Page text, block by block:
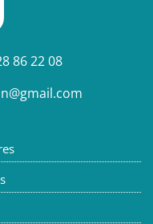
86 22 08